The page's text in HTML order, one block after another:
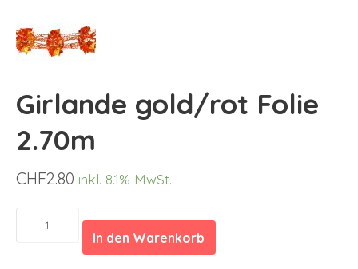
Girlande gold/rot Folie
2.70m
CHF2.80 inkl. 8.1% MwSt.
Girlande
gold/rot
Folie
In den Warenkorb